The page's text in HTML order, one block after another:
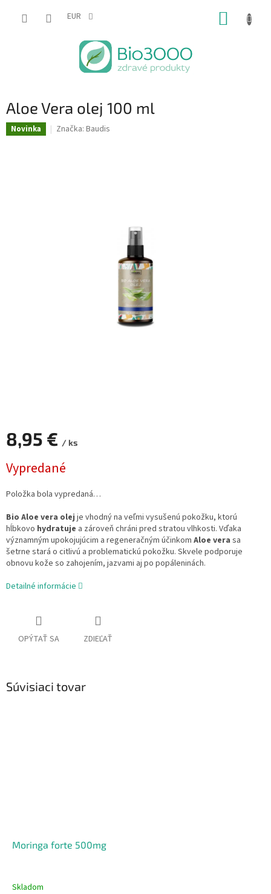
EUR
Aloe Vera olej 100 ml
Novinka Značka: Baudis
8,95 € / ks
cena:
Vypredané
Položka bola vypredaná…
Bio Aloe vera olej je vhodný na veľmi vysušenú pokožku, ktorú
hĺbkovo hydratuje a zároveň chráni pred stratou vlhkosti. Vďaka
významným upokojujúcim a regeneračným účinkom Aloe vera sa
šetrne stará o citlivú a problematickú pokožku. Skvele podporuje
obnovu kože so zahojením, jazvami aj po popáleninách.
Detailné informácie
OPÝTAŤ SA ZDIEĽAŤ
Súvisiaci tovar
Moringa forte 500mg
Skladom